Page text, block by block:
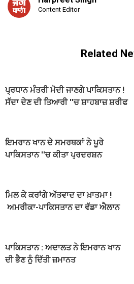
Content Editor
Related
ਪ੍ਰਧਾਨ ਮੰਤਰੀ ਮੋਦੀ ਜਾਣਗੇ ਪਾਕਿਸਤਾਨ !
ਸੱਦਾ ਦੇਣ ਦੀ ਤਿਆਰੀ ''ਚ ਸ਼ਾਹਬਾਜ਼ ਸ਼ਰੀਫ
ਇਮਰਾਨ ਖਾਨ ਦੇ ਸਮਰਥਕਾਂ ਨੇ ਪੂਰੇ
ਪਾਕਿਸਤਾਨ ''ਚ ਕੀਤਾ ਪ੍ਰਦਰਸ਼ਨ
ਮਿਲ ਕੇ ਕਰਾਂਗੇ ਅੱਤਵਾਦ ਦਾ ਖ਼ਾਤਮਾ !
ਅਮਰੀਕਾ-ਪਾਕਿਸਤਾਨ ਦਾ ਵੱਡਾ ਐਲਾਨ
ਪਾਕਿਸਤਾਨ : ਅਦਾਲਤ ਨੇ ਇਮਰਾਨ ਖਾਨ
ਦੀ ਭੈਣ ਨੂੰ ਦਿੱਤੀ ਜ਼ਮਾਨਤ